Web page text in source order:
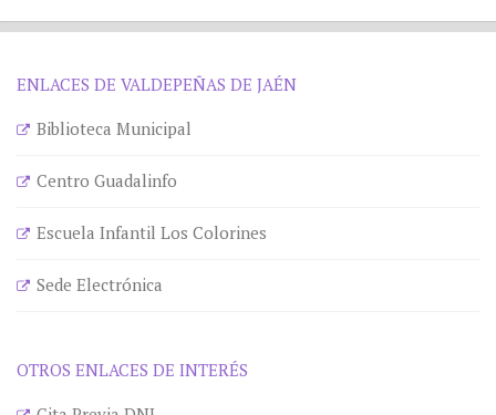
ENLACES DE VALDEPEÑAS DE JAÉN
Biblioteca Municipal
Centro Guadalinfo
Escuela Infantil Los Colorines
Sede Electrónica
OTROS ENLACES DE INTERÉS